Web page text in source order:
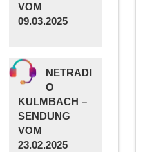
VOM
09.03.2025
NETRADI
O
KULMBACH –
SENDUNG
VOM
23.02.2025